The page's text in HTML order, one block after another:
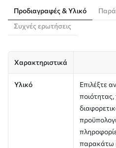
Προδιαγραφές & Υλικό
Συχνές ερωτήσεις
Χαρακτηριστικά
Υλικό
Επιλέξτε
παρακάτω